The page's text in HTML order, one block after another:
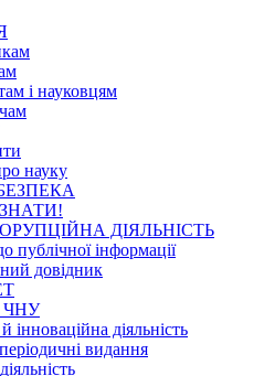
і науковцям
науку
ДІЯЛЬНІСТЬ
публічної інформації
довідник
ЧНУ
інноваційна діяльність
видання